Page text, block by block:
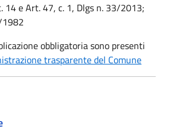
14 e Art. 47, c. 1, Dlgs n. 33/2013;
obbligatoria sono presenti
trasparente del Comune